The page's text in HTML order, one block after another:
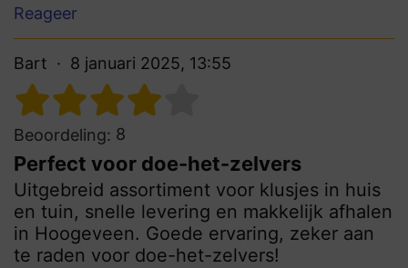
Reageer
Bart 8 januari 2025, 13:55
Beoordeling: 8
Perfect voor doe-het-zelvers
Uitgebreid assortiment voor klusjes in huis
en tuin, snelle levering en makkelijk afhalen
in Hoogeveen. Goede ervaring, zeker aan
te raden voor doe-het-zelvers!